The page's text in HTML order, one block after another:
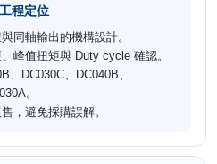
程定位
同軸輸出的機構設計。
峰值扭矩與 Duty cycle 確認。
、DC030C、DC040B、
。
，避免採購誤解。